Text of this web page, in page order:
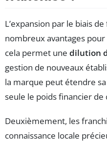
L’expansion par le biais
nombreux avantages
cela permet une dilution
gestion de nouveaux
la marque peut étendre
seule le poids financier
Deuxièmement, les
connaissance locale